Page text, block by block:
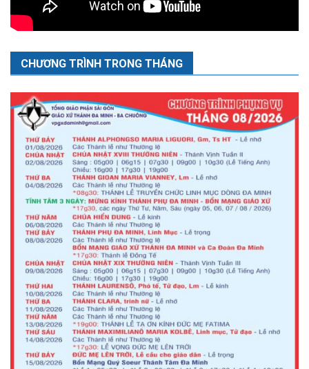
CHƯƠNG TRÌNH TRONG THÁNG